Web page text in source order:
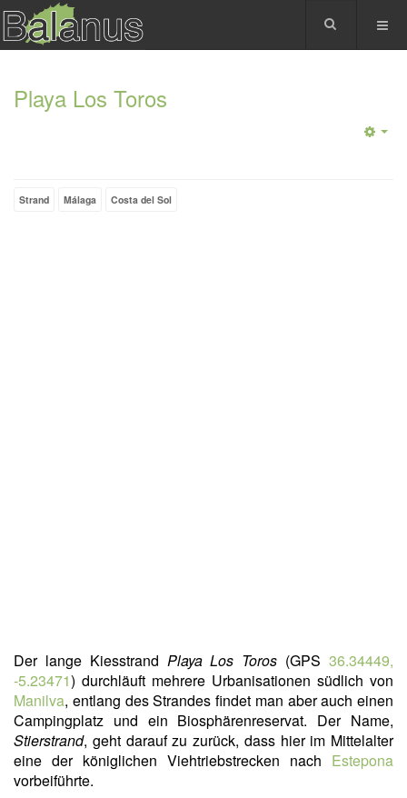
Playa Los Toros
Strand Málaga Costa del Sol
Der lange Kiesstrand Playa Los Toros (GPS36.34449,
-5.23471) durchläuft mehrere Urbanisationen südlich von
Manilva, entlang des Strandes findet man aber auch einen
Campingplatz und ein Biosphärenreservat. Der Name,
Stierstrand, geht darauf zu zurück, dass hier im Mittelalter
eine der königlichen Viehtriebstrecken nach Estepona
vorbeiführte.